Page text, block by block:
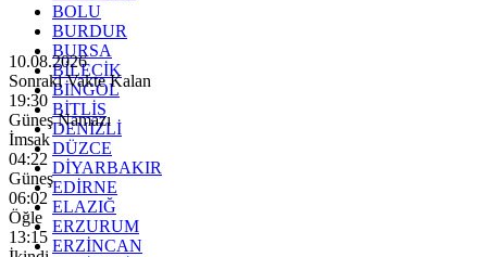
BOLU
BURDUR
BURSA
BİLECİK
BİNGÖL
BİTLİS
DENİZLİ
DÜZCE
DİYARBAKIR
EDİRNE
ELAZIĞ
ERZURUM
ERZİNCAN
10.08.2026
Sonraki Vakte Kalan
19:28
Güneş Namazı
İmsak
04:22
Güneş
06:02
Öğle
13:15